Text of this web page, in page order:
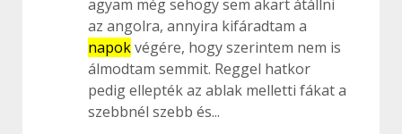
agyam még sehogy sem akart átállni
az angolra, annyira kifáradtam a
napokvégére, hogy szerintem nem is
álmodtam semmit. Reggel hatkor
pedig ellepték az ablak melletti fákat a
szebbnél szebb és...